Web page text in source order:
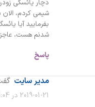
شیمی کردم،
بفرمایید آیا
شدنم هست،
پاسخ
مدیر سایت
2019-01-21 در 1:04 ب.ظ